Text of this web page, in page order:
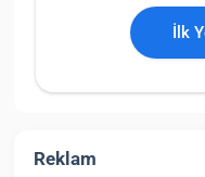
İlk
Reklam